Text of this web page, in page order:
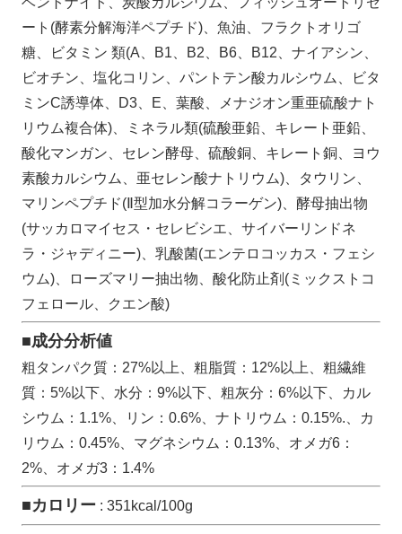
ート(酵素分解海洋ペプチド)、魚油、フラクトオリゴ
糖、ビタミン 類(A、B1、B2、B6、B12、ナイアシン、
ビオチン、塩化コリン、パントテン酸カルシウム、ビタ
ミンC誘導体、D3、E、葉酸、メナジオン重亜硫酸ナト
リウム複合体)、ミネラル類(硫酸亜鉛、キレート亜鉛、
酸化マンガン、セレン酵母、硫酸銅、キレート銅、ヨウ
素酸カルシウム、亜セレン酸ナトリウム)、タウリン、
マリンペプチド(Ⅱ型加水分解コラーゲン)、酵母抽出物
(サッカロマイセス・セレビシエ、サイバーリンドネ
ラ・ジャディニー)、乳酸菌(エンテロコッカス・フェシ
ウム)、ローズマリー抽出物、酸化防止剤(ミックストコ
フェロール、クエン酸)
■成分分析値
粗タンパク質：27%以上、粗脂質：12%以上、粗繊維
質：5%以下、水分：9%以下、粗灰分：6%以下、カル
シウム：1.1%、リン：0.6%、ナトリウム：0.15%.、カ
リウム：0.45%、マグネシウム：0.13%、オメガ6：
2%、オメガ3：1.4%
■カロリー: 351kcal/100g